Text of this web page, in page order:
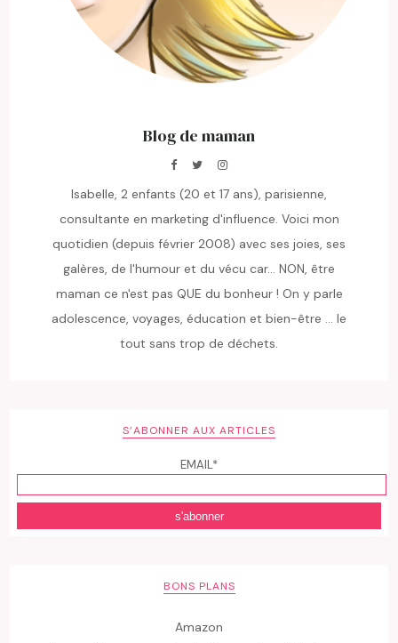
Blog de maman
Isabelle, 2 enfants (20 et 17 ans), parisienne,
consultante en marketing d'influence. Voici mon
quotidien (depuis février 2008) avec ses joies, ses
galères, de l'humour et du vécu car... NON, être
maman ce n'est pas QUE du bonheur ! On y parle
adolescence, voyages, éducation et bien-être ... le
tout sans trop de déchets.
S’ABONNER AUX ARTICLES
EMAIL*
BONS PLANS
Amazon